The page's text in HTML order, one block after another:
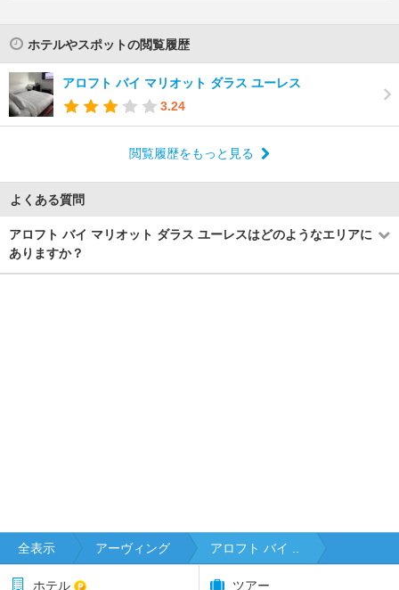
ホテルやスポットの閲覧履歴
アロフト バイ マリオット ダラス ユーレス
3.24
閲覧履歴をもっと見る
よくある質問
アロフト バイ マリオット ダラス ユーレスはどのようなエリアに
ありますか？
全表示 アーヴィング アロフト バイ ..
ホテル ツアー